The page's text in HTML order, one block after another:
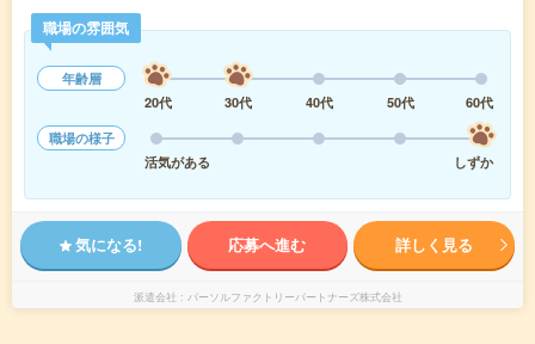
職場の雰囲気
年齢層
20代
30代 40代 50代
60代
職場の様子
活気がある
しずか
気になる! 応募へ進む 詳しく見る
派遣会社 パーソルファクトリーパートナーズ株式会社